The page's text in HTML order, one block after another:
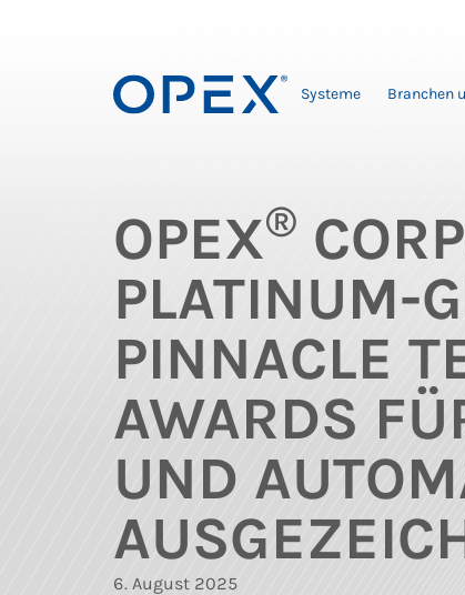
Systeme Branchen
OPEX®
PLATINUM-
PINNACLE
AWARDS
UND
6. August 2025